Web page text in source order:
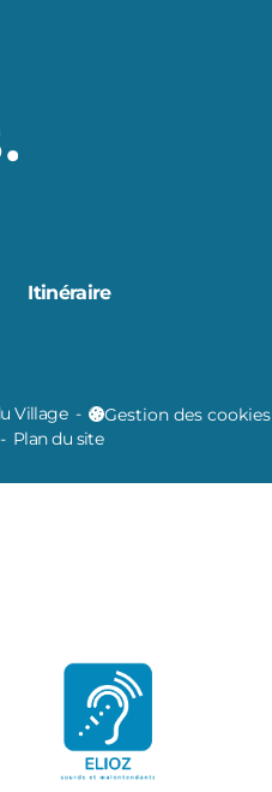
Itinéraire
Village
Gestion des cookies
Plan du site